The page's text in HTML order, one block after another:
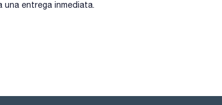
entrega inmediata.